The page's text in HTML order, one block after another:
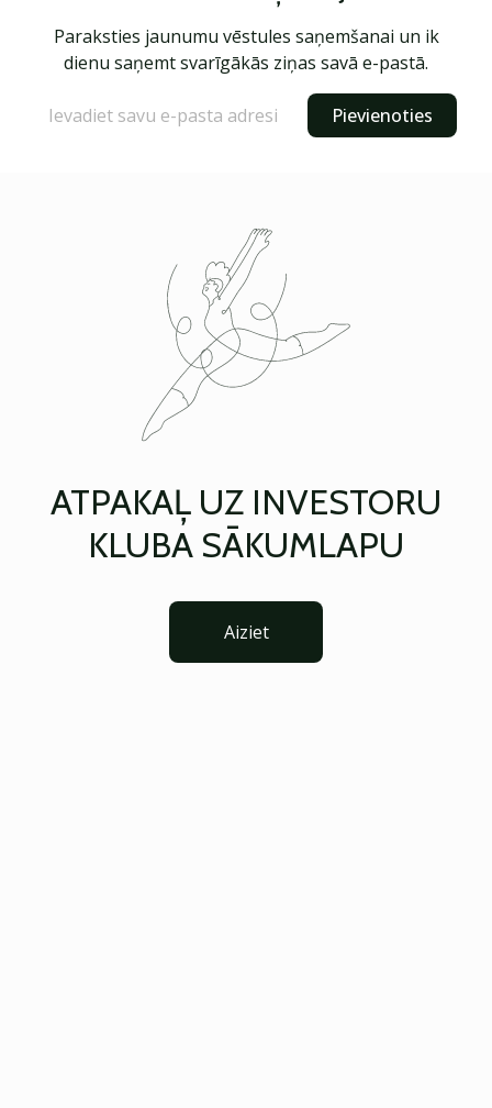
Paraksties jaunumu vēstules saņemšanai un ik
dienu saņemt svarīgākās ziņas savā e-pastā.
Pievienoties
ATPAKAĻ UZ INVESTORU
KLUBA SĀKUMLAPU
Aiziet